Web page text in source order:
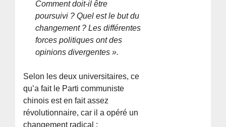
Comment doit-il être
poursuivi ? Quel est le but du
changement ? Les différentes
forces politiques ont des
opinions divergentes ».
Selon les deux universitaires, ce
qu’a fait le Parti communiste
chinois est en fait assez
révolutionnaire, car il a opéré un
changement radical :